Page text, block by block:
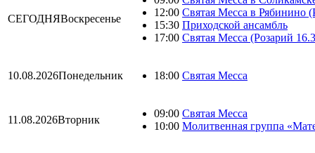
СЕГОДНЯВоскресенье
12:00 Святая Месса в Рябинино
15:30 Приходской ансамбль
17:00 Святая Месса (Розарий
10.08.2026Понедельник 18:00 Святая Месса
11.08.2026Вторник
09:00 Святая Месса
10:00 Молитвенная группа